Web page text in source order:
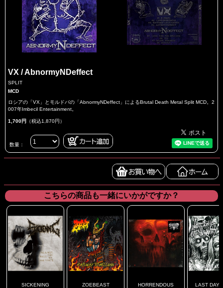
VX / AbnormyNDeffect
SPLIT
MCD
ロシアの「VX」とモルドバの「AbnormyNDeffect」によるBrutal Death Metal Split MCD。2
007年Imbecil Entertainment。
1,700円 （税込1,870円）
数量：
こちらの商品も一緒にいかがですか？
SICKENING ZOEBEAST HORRENDOUS LAST